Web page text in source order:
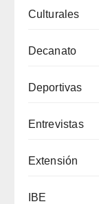
Culturales
Decanato
Deportivas
Entrevistas
Extensión
IBE